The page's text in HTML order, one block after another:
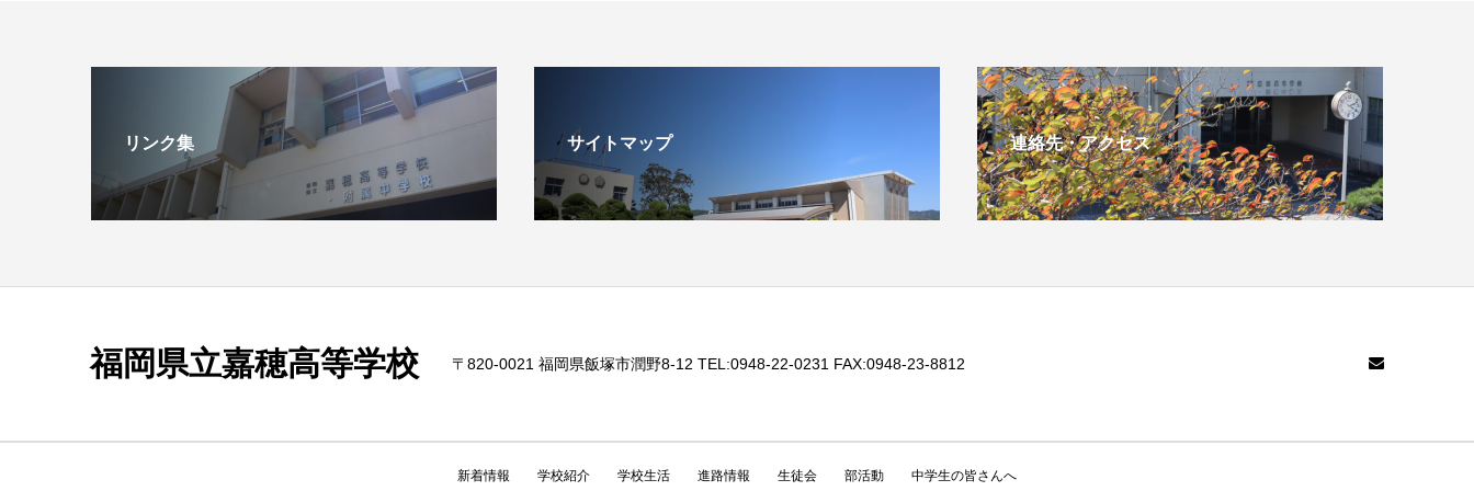
リンク集 サイトマップ 連絡先・アクセス
福岡県立嘉穂高等学校 〒820-0021 福岡県飯塚市潤野8-12 TEL:0948-22-0231 FAX:0948-23-8812
新着情報 学校紹介 学校生活 進路情報 生徒会 部活動 中学生の皆さんへ